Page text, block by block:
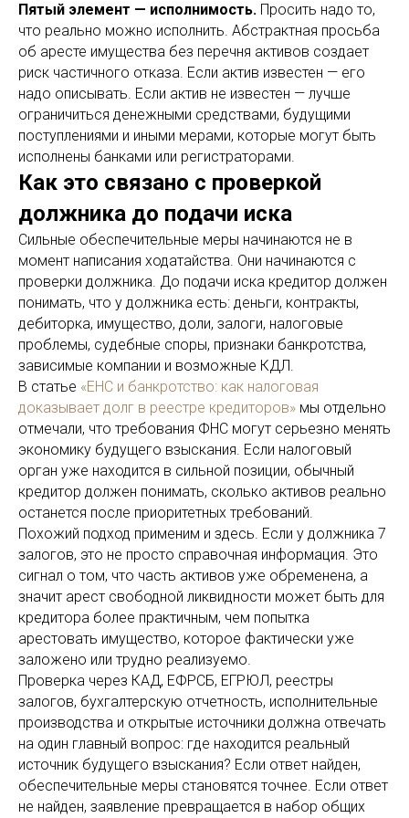
Пятый элемент — исполнимость. Просить надо то,
что реально можно исполнить. Абстрактная просьба
об аресте имущества без перечня активов создает
риск частичного отказа. Если актив известен — его
надо описывать. Если актив не известен — лучше
ограничиться денежными средствами, будущими
поступлениями и иными мерами, которые могут быть
исполнены банками или регистраторами.
Как это связано с проверкой
должника до подачи иска
Сильные обеспечительные меры начинаются не в
момент написания ходатайства. Они начинаются с
проверки должника. До подачи иска кредитор должен
понимать, что у должника есть: деньги, контракты,
дебиторка, имущество, доли, залоги, налоговые
проблемы, судебные споры, признаки банкротства,
зависимые компании и возможные КДЛ.
В статье «ЕНС и банкротство: как налоговая
доказывает долг в реестре кредиторов» мы отдельно
отмечали, что требования ФНС могут серьезно менять
экономику будущего взыскания. Если налоговый
орган уже находится в сильной позиции, обычный
кредитор должен понимать, сколько активов реально
останется после приоритетных требований.
Похожий подход применим и здесь. Если у должника 7
залогов, это не просто справочная информация. Это
сигнал о том, что часть активов уже обременена, а
значит арест свободной ликвидности может быть для
кредитора более практичным, чем попытка
арестовать имущество, которое фактически уже
заложено или трудно реализуемо.
Проверка через КАД, ЕФРСБ, ЕГРЮЛ, реестры
залогов, бухгалтерскую отчетность, исполнительные
производства и открытые источники должна отвечать
на один главный вопрос: где находится реальный
источник будущего взыскания? Если ответ найден,
обеспечительные меры становятся точнее. Если ответ
не найден, заявление превращается в набор общих